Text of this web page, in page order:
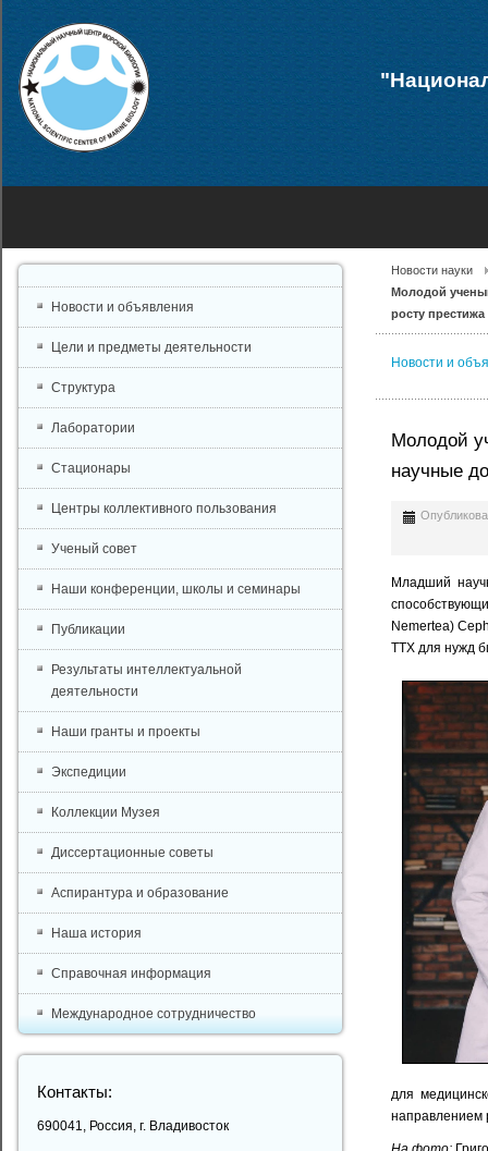
Новости науки
Молодой
росту
Новости и
Молодой
научные
Младший
Nemertea)
ТТХ для нужд
для
направлением
Новости и объявления
Цели и предметы деятельности
Структура
Лаборатории
Стационары
Центры коллективного пользования
Ученый совет
Наши конференции, школы и семинары
Публикации
Результаты интеллектуальной
деятельности
Наши гранты и проекты
Экспедиции
Коллекции Музея
Диссертационные советы
Аспирантура и образование
Наша история
Справочная информация
Международное сотрудничество
Контакты:
690041, Россия, г. Владивосток